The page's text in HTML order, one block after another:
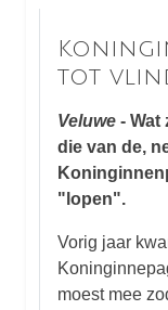
tot
Veluwe - Wat
die van de,
"lopen".
Vorig jaar
moest mee